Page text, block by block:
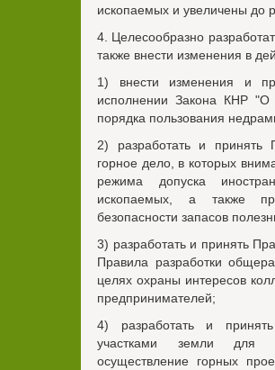
ископаемых и увеличены до
4. Целесообразно
также внести изменения в
1) внести изменения и
исполнении Закона КНР "О
порядка пользования
2) разработать и принять
горное дело, в которых
режима допуска
ископаемых, а также
безопасности запасов
3) разработать и принять
Правила разработки
целях охраны интересов
предпринимателей;
4) разработать и
участками земли для
осуществление горных